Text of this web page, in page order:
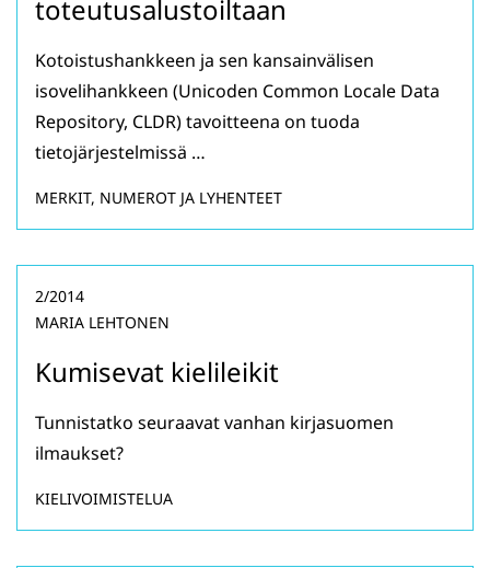
toteutusalustoiltaan
Kotoistushankkeen ja sen kansainvälisen
isovelihankkeen (Unicoden Common Locale Data
Repository, CLDR) tavoitteena on tuoda
tietojärjestelmissä …
MERKIT, NUMEROT JA LYHENTEET
Kumisevat kielileikit
2/2014
MARIA LEHTONEN
Tunnistatko seuraavat vanhan kirjasuomen
ilmaukset?
KIELIVOIMISTELUA